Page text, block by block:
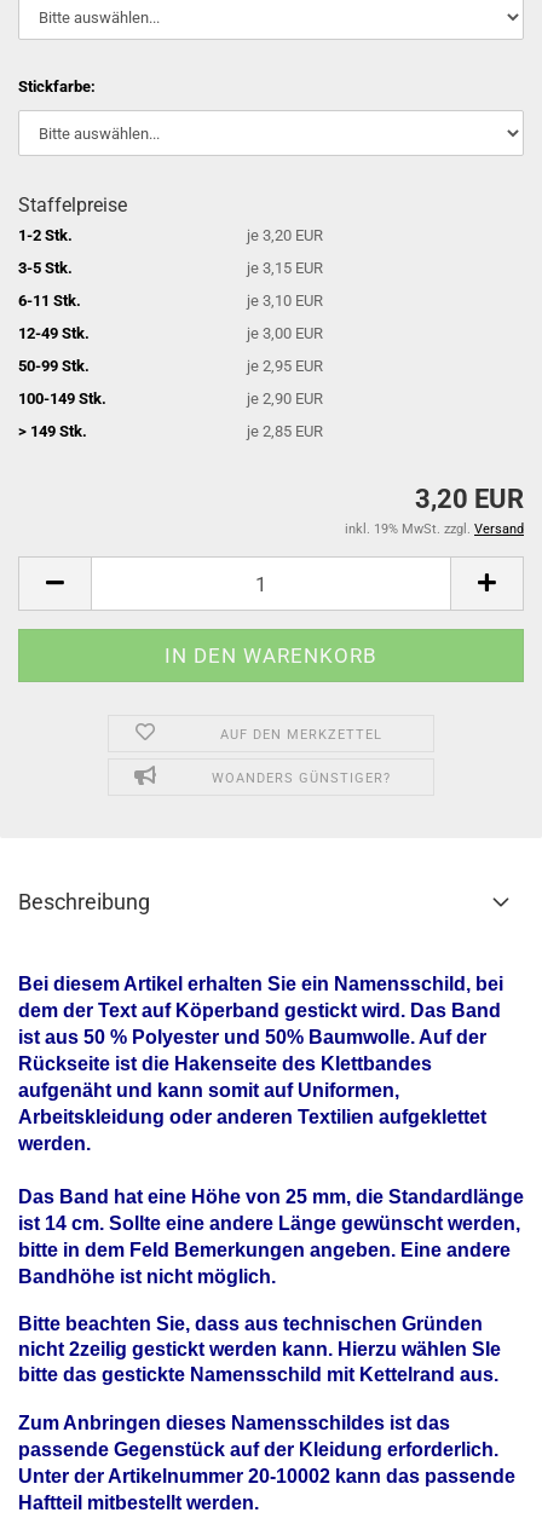
Stickfarbe:
Staffelpreise
1-2 Stk.
je 3,20 EUR
3-5 Stk.
je 3,15 EUR
6-11 Stk.
je 3,10 EUR
12-49 Stk.
je 3,00 EUR
50-99 Stk.
je 2,95 EUR
100-149 Stk.
je 2,90 EUR
> 149 Stk.
je 2,85 EUR
3,20 EUR
inkl. 19% MwSt. zzgl. Versand
AUF DEN MERKZETTEL
WOANDERS GÜNSTIGER?
Beschreibung
Bei diesem Artikel erhalten Sie ein Namensschild, bei
dem der Text auf Köperband gestickt wird. Das Band
ist aus 50 % Polyester und 50% Baumwolle. Auf der
Rückseite ist die Hakenseite des Klettbandes
aufgenäht und kann somit auf Uniformen,
Arbeitskleidung oder anderen Textilien aufgeklettet
werden.
Das Band hat eine Höhe von 25 mm, die Standardlänge
ist 14 cm. Sollte eine andere Länge gewünscht werden,
bitte in dem Feld Bemerkungen angeben. Eine andere
Bandhöhe ist nicht möglich.
Bitte beachten Sie, dass aus technischen Gründen
nicht 2zeilig gestickt werden kann. Hierzu wählen SIe
bitte das gestickte Namensschild mit Kettelrand aus.
Zum Anbringen dieses Namensschildes ist das
passende Gegenstück auf der Kleidung erforderlich.
Unter der Artikelnummer 20-10002 kann das passende
Haftteil mitbestellt werden.